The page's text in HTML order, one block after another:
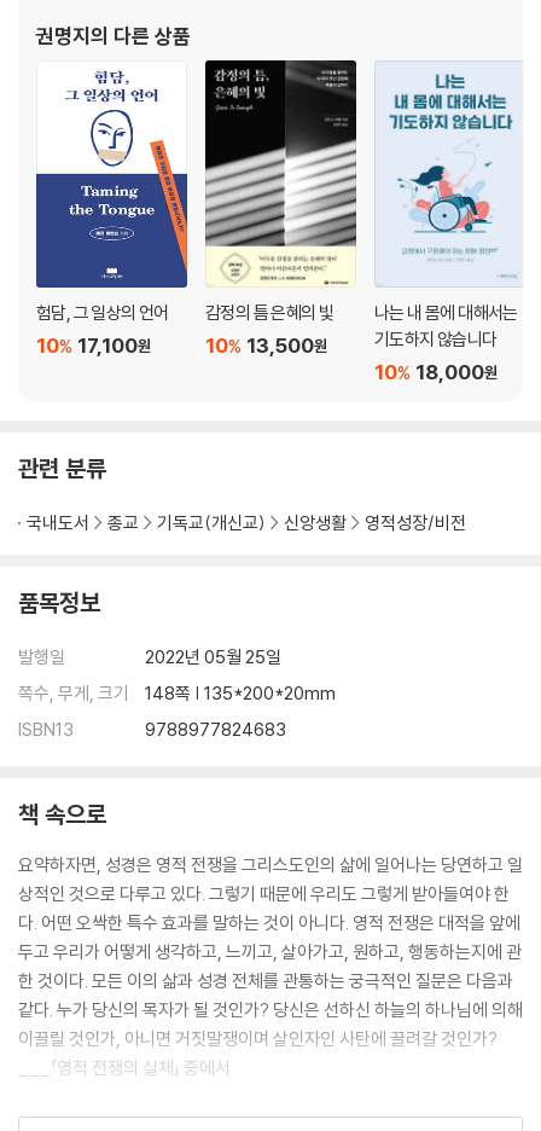
권명지의 다른 상품
험담, 그 일상의 언어
17,100원
10%
감정의 틈 은혜의 빛
13,500원
10%
나는 내 몸에 대해서는
기도하지 않습니다
18,000원
10%
관련 분류
국내도서 종교 기독교(개신교) 신앙생활 영적성장/비전
품목정보
발행일
2022년 05월 25일
쪽수, 무게, 크기
148쪽 | 135*200*20mm
ISBN13
9788977824683
책 속으로
요약하자면, 성경은 영적 전쟁을 그리스도인의 삶에 일어나는 당연하고 일
상적인 것으로 다루고 있다. 그렇기 때문에 우리도 그렇게 받아들여야 한
다. 어떤 오싹한 특수 효과를 말하는 것이 아니다. 영적 전쟁은 대적을 앞에
두고 우리가 어떻게 생각하고, 느끼고, 살아가고, 원하고, 행동하는지에 관
한 것이다. 모든 이의 삶과 성경 전체를 관통하는 궁극적인 질문은 다음과
같다. 누가 당신의 목자가 될 것인가? 당신은 선하신 하늘의 하나님에 의해
이끌릴 것인가, 아니면 거짓말쟁이며 살인자인 사탄에 끌려갈 것인가?
___「영적 전쟁의 실체」 중에서
영적 전쟁은 믿음, 겸손, 사랑, 선함, 용기, 지혜의 삶을 살기 위한 능력을